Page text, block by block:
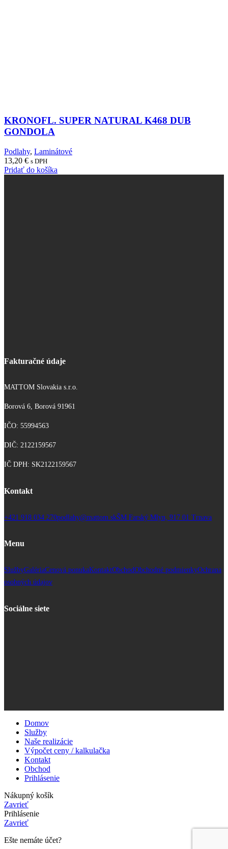
KRONOFL. SUPER NATURAL K468 DUB
GONDOLA
Podlahy, Laminátové
13,20 € s DPH
Pridať do košíka
Fakturačné údaje
MATTOM Slovakia s.r.o.
Borová 6, Borová 91961
IČO: 55994563
DIČ: 2122159567
IČ DPH: SK2122159567
Kontakt
+421 918 034 270podlahy@mattom.skŠM Farský Mlyn, 917 01 Trnava
Menu
SlužbyGalériaCenová ponukaKontaktObchodObchodné podmienkyOchrana
osobných údajov
Sociálne siete
Domov
Služby
Naše realizácie
Výpočet ceny / kalkulačka
Kontakt
Obchod
Prihlásenie
Nákupný košík
Zavrieť
Prihlásenie
Zavrieť
Ešte nemáte účet?